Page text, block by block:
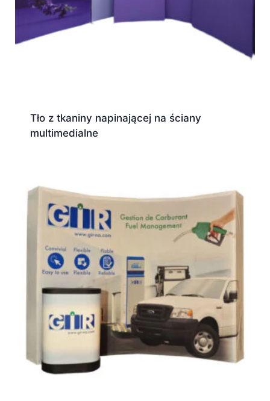
Tło z tkaniny napinającej na ściany
multimedialne